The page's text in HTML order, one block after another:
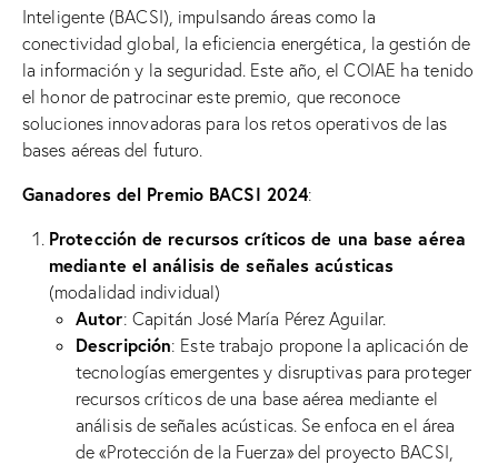
Inteligente (BACSI), impulsando áreas como la
conectividad global, la eficiencia energética, la gestión de
la información y la seguridad. Este año, el COIAE ha tenido
el honor de patrocinar este premio, que reconoce
soluciones innovadoras para los retos operativos de las
bases aéreas del futuro.
Ganadores del Premio BACSI 2024:
Protección de recursos críticos de una base aérea
mediante el análisis de señales acústicas
(modalidad individual)
Autor: Capitán José María Pérez Aguilar.
Descripción: Este trabajo propone la aplicación de
tecnologías emergentes y disruptivas para proteger
recursos críticos de una base aérea mediante el
análisis de señales acústicas. Se enfoca en el área
de «Protección de la Fuerza» del proyecto BACSI,